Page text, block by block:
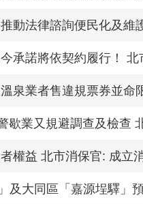
動法律諮詢便民化及維
承諾將依契約履行！
泉業者售違規票券並
歇業又規避調查及檢查
權益 北市消保官: 成立
及大同區「嘉源埕驛」